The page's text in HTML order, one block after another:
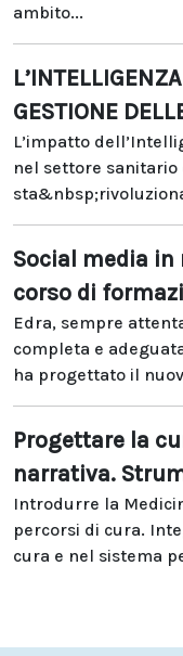
ambito...
GESTIONE
L’impatto
nel settore sanitario
Social media in
corso di
Edra, sempre
completa e
ha progettato il
Progettare la
narrativa.
Introdurre la
percorsi di cura.
cura e nel sistema